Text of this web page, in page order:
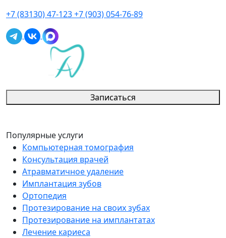
+7 (83130)47-123+7 (903)054-76-89
Записаться
Популярные услуги
Компьютерная томография
Консультация врачей
Атравматичное удаление
Имплантация зубов
Ортопедия
Протезирование на своих зубах
Протезирование на имплантатах
Лечение кариеса